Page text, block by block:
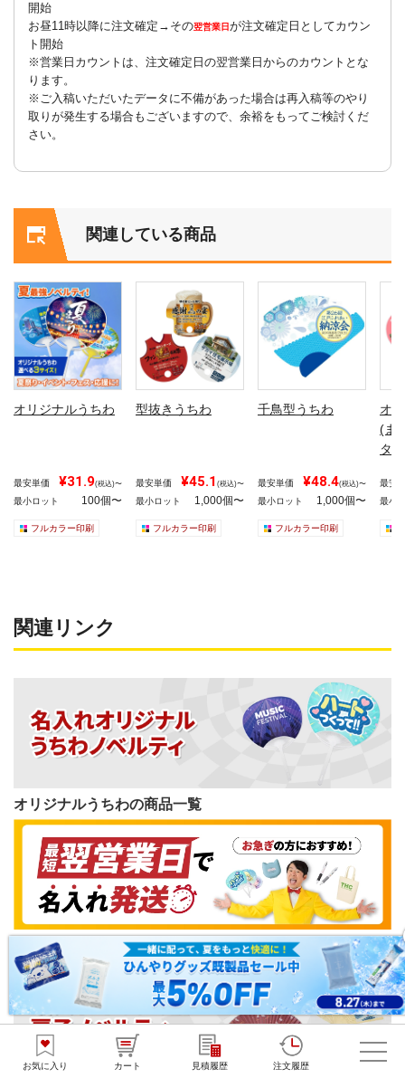
お気に入り カート 見積履歴 注文履歴
開始
お昼11時以降に注文確定→その翌営業日が注文確定日としてカウン
ト開始
※営業日カウントは、注文確定日の翌営業日からのカウントとな
ります。
※ご入稿いただいたデータに不備があった場合は再入稿等のやり
取りが発生する場合もございますので、余裕をもってご検討くだ
さい。
関連している商品
オリジナルうちわ
最安単価 ¥31.9(税込)〜
最小ロット 100個〜
フルカラー印刷
型抜きうちわ
最安単価 ¥45.1 (税込)〜
最小ロット 1,000個〜
フルカラー印刷
千鳥型うちわ
最安単価 ¥48.4(税込)〜
最小ロット 1,000個〜
フルカラー印刷
オ
(ま
タ
最安
最小
関連リンク
オリジナルうちわの商品一覧
短納期ノベルティの商品一覧